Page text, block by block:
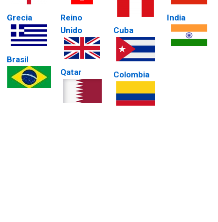
Grecia
Brasil
Reino
Unido
Qatar
Cuba
Colombia
India